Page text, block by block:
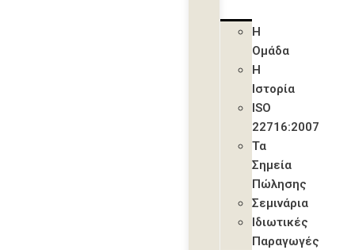
Η
Ομάδα
Η
Ιστορία
ISO
22716:2007
Τα
Σημεία
Πώλησης
Σεμινάρια
Ιδιωτικές
Παραγωγές